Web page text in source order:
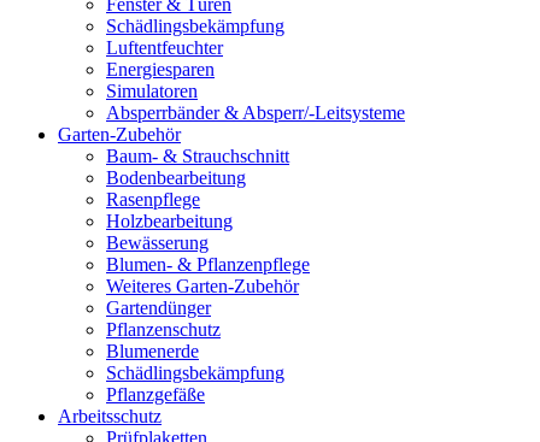
Fenster & Türen
Schädlingsbekämpfung
Luftentfeuchter
Energiesparen
Simulatoren
Absperrbänder & Absperr/-Leitsysteme
Garten-Zubehör
Baum- & Strauchschnitt
Bodenbearbeitung
Rasenpflege
Holzbearbeitung
Bewässerung
Blumen- & Pflanzenpflege
Weiteres Garten-Zubehör
Gartendünger
Pflanzenschutz
Blumenerde
Schädlingsbekämpfung
Pflanzgefäße
Arbeitsschutz
Prüfplaketten